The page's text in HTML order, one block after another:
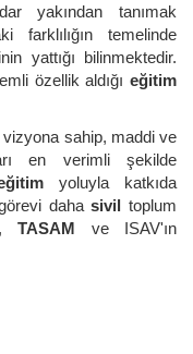
yakından tanımak
farklılığın temelinde
yattığı bilinmektedir.
özellik aldığı eğitim
vizyona sahip, maddi ve
en verimli şekilde
yoluyla katkıda
dahasivil toplum
TASAM ve ISAV'ın